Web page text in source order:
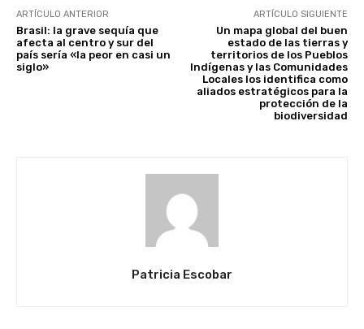
ARTÍCULO ANTERIOR
Brasil: la grave sequía que
afecta al centro y sur del
país sería «la peor en casi un
siglo»
ARTÍCULO SIGUIENTE
Un mapa global del buen
estado de las tierras y
territorios de los Pueblos
Indígenas y las Comunidades
Locales los identifica como
aliados estratégicos para la
protección de la
biodiversidad
Patricia Escobar